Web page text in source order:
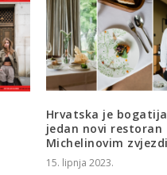
Hrvatska je
jedan novi restoran
Michelinovim
15. lipnja 2023.